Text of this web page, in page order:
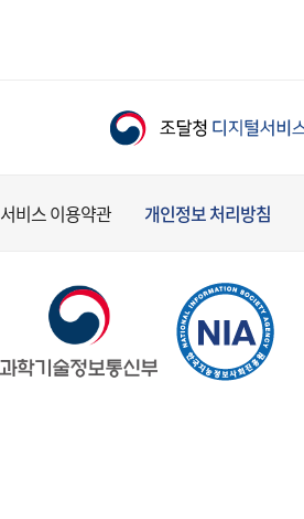
서비스 이용약관 개인정보 처리방침